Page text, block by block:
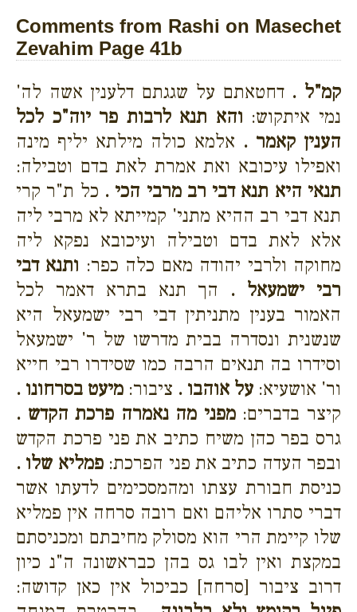
Comments from Rashi on Masechet
Zevahim Page 41b
קמ"ל . דחטאתם על שגגתם דלענין אשה לה'
נמי איתקוש: והא תנא לרבות פר יוה"כ לכל
הענין קאמר . אלמא כולה מילתא יליף מינה
ואפילו עיכובא ואת אמרת לאת בדם וטבילה:
תנאי היא תנא דבי רב מרבי הכי . כל ת"ר קרי
תנא דבי רב ההיא מתני' קמייתא לא מרבי ליה
אלא לאת בדם וטבילה ועיכובא נפקא ליה
מחוקה ולרבי יהודה מאם כלה כפר: ותנא דבי
רבי ישמעאל . הך תנא בתרא דאמר לכל
האמור בענין מתניתין דבי רבי ישמעאל היא
שנשנית ונסדרה בבית מדרשו של ר' ישמעאל
וסידרו בה תנאים הרבה כמו שסידרו רבי חייא
ור' אושעיא: על אוהבו . ציבור: מיעט בסרחונו .
קיצר בדברים:מפני מה נאמרה פרכת הקדש .
גרס בפר כהן משיח כתיב את פני פרכת הקדש
ובפר העדה כתיב את פני הפרכת:פמליא שלו .
כניסת חבורת עצתו ומהמסכימים לדעתו אשר
דברי סתרו אליהם ואם רובה סרחה אין פמליא
שלו קיימת הרי הוא מסולק מחיבתם ומכניסתם
במקצת ואין לבו גס בהן כבראשונה ה"נ כיון
דרוב ציבור [סרחה] כביכול אין כאן קדושה: